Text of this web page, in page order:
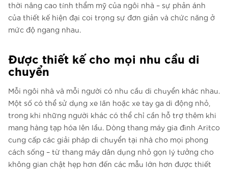
thời nâng cao tính thẩm mỹ của ngôi nhà – sự phản ánh
của thiết kế hiện đại coi trọng sự đơn giản và chức năng ở
mức độ ngang nhau.
Được thiết kế cho mọi nhu cầu di
chuyển
Mỗi ngôi nhà và mỗi người có nhu cầu di chuyển khác nhau.
Một số có thể sử dụng xe lăn hoặc xe tay ga di động nhỏ,
trong khi những người khác có thể chỉ cần hỗ trợ thêm khi
mang hàng tạp hóa lên lầu. Dòng thang máy gia đình Aritco
cung cấp các giải pháp di chuyển tại nhà cho mọi phong
cách sống – từ thang máy dân dụng nhỏ gọn lý tưởng cho
không gian chật hẹp hơn đến các mẫu lớn hơn được thiết